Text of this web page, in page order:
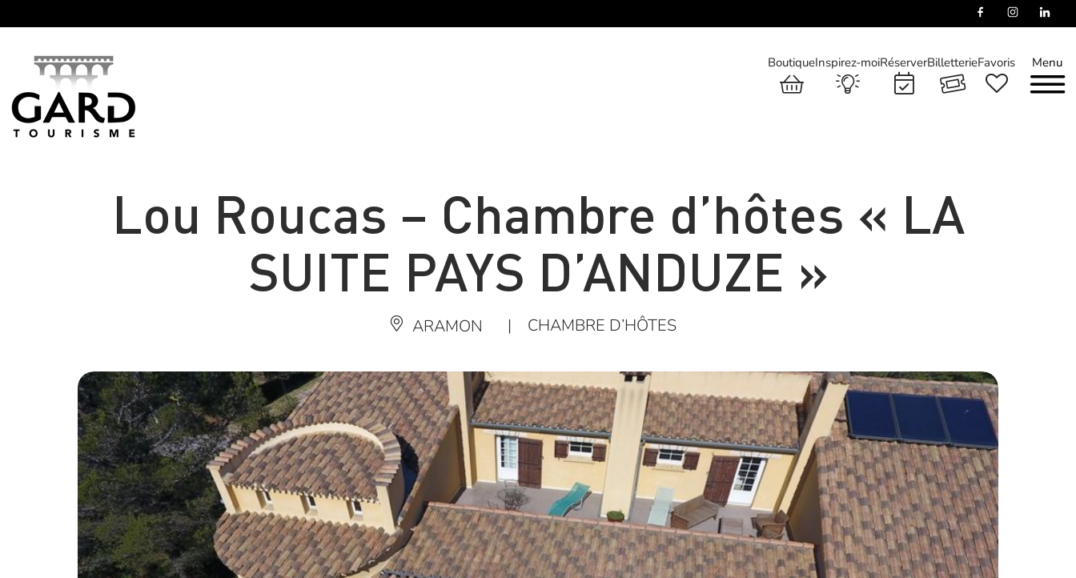
Menu
BoutiqueInspirez-moiRéserverBilletterieFavoris
Lou Roucas – Chambre d’hôtes « LA
SUITE PAYS D’ANDUZE »
ARAMON | CHAMBRE D’HÔTES